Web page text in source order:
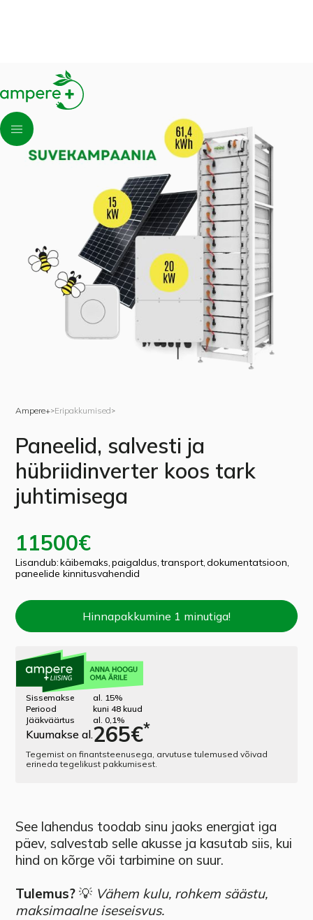
Ampere+>Eripakkumised>
Paneelid, salvesti ja
hübriidinverter koos tark
juhtimisega
11500€
Lisandub:käibemaks, paigaldus, transport, dokumentatsioon,
paneelide kinnitusvahendid
Hinnapakkumine 1 minutiga!
Sissemakse
al. 15%
Periood
kuni 48 kuud
Jääkväärtus
al. 0,1%
Kuumakse al.265€*
Tegemist on finantsteenusega, arvutuse tulemused võivad
erineda tegelikust pakkumisest.
See lahendus toodab sinu jaoks energiat iga
päev, salvestab selle akusse ja kasutab siis, kui
hind on kõrge või tarbimine on suur.
Tulemus?💡 Vähem kulu, rohkem säästu,
maksimaalne iseseisvus.